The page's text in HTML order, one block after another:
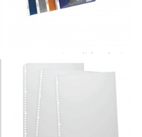
夾, A4, 35mm